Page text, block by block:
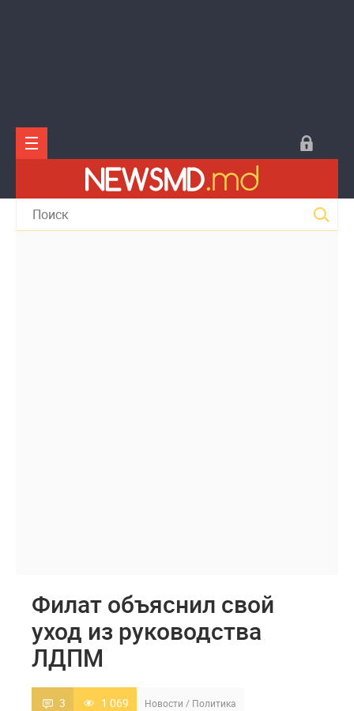
Филат объяснил свой
уход из руководства
ЛДПМ
3 1 069 Новости / Политика